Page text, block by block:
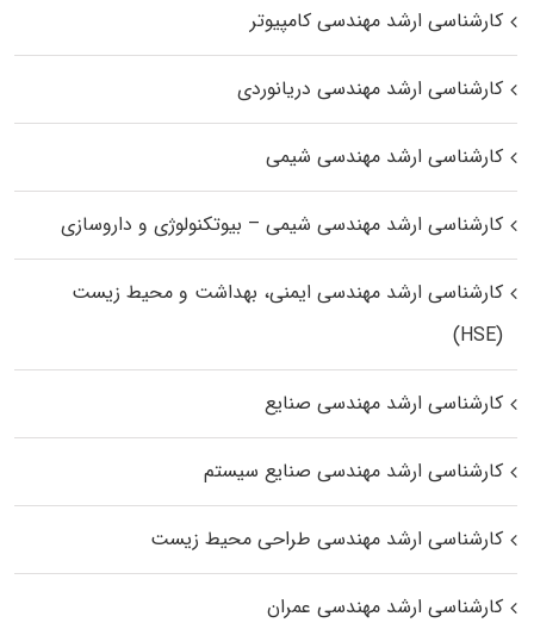
کارشناسی ارشد مهندسی کامپیوتر
کارشناسی ارشد مهندسی دریانوردی
کارشناسی ارشد مهندسی شیمی
کارشناسی ارشد مهندسی شیمی – بیوتکنولوژی و داروسازی
کارشناسی ارشد مهندسی ایمنی، بهداشت و محیط زیست
(HSE)
کارشناسی ارشد مهندسی صنایع
کارشناسی ارشد مهندسی صنایع سیستم
کارشناسی ارشد مهندسی طراحی محیط زیست
کارشناسی ارشد مهندسی عمران